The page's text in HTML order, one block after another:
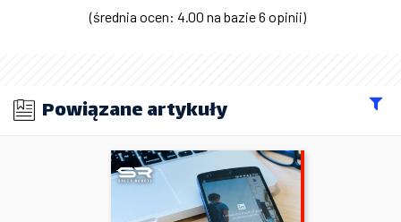
(średnia ocen: 4.00 na bazie 6 opinii)
Powiązane artykuły